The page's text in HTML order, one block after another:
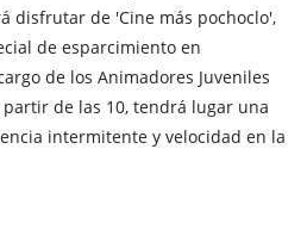
disfrutar de 'Cine más pochoclo',
de esparcimiento en
de los Animadores Juveniles
partir de las 10, tendrá lugar una
intermitente y velocidad en la